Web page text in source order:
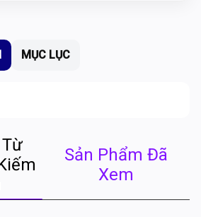
MỤC LỤC
Sản Phẩm Đã
Xem